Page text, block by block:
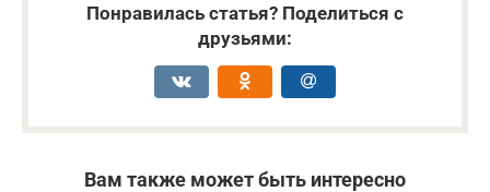
Понравилась статья? Поделиться с
друзьями:
Вам также может быть интересно